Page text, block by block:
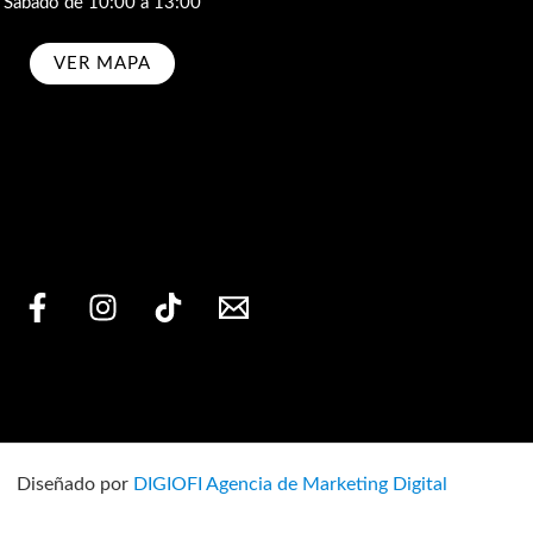
VER MAPA
Diseñado por DIGIOFI Agencia de Marketing Digital